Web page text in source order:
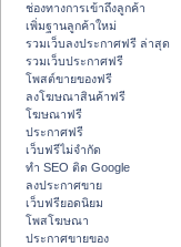
ช่องทางการเข้าถึงลูกค้า
เพิ่มฐานลูกค้าใหม่
รวมเว็บลงประกาศฟรี ล่าสุด
รวมเว็บประกาศฟรี
โพสต์ขายของฟรี
ลงโฆษณาสินค้าฟรี
โฆษณาฟรี
ประกาศฟรี
เว็บฟรีไม่จำกัด
ทำ SEO ติด Google
ลงประกาศขาย
เว็บฟรียอดนิยม
โพสโฆษณา
ประกาศขายของ